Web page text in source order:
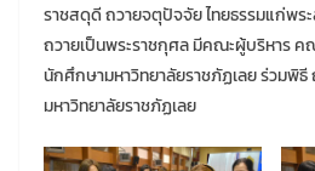
ราชสดุดี ถวายจตุปัจจัย ไทยธรรมแก่พร
ถวายเป็นพระราชกุศล มีคณะผู้บริหาร ค
นักศึกษามหาวิทยาลัยราชภัฏเลย ร่วมพิ
มหาวิทยาลัยราชภัฏเลย